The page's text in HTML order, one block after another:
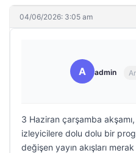
04/06/2026: 3:05 am
A admin
3 Haziran çarşamba
izleyicilere dolu dolu bir
değişen yayın akışları